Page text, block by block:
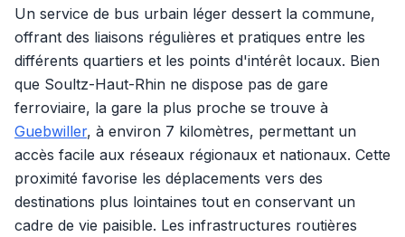
Un service de bus urbain léger dessert la commune,
offrant des liaisons régulières et pratiques entre les
différents quartiers et les points d'intérêt locaux. Bien
que Soultz-Haut-Rhin ne dispose pas de gare
ferroviaire, la gare la plus proche se trouve à
Guebwiller, à environ 7 kilomètres, permettant un
accès facile aux réseaux régionaux et nationaux. Cette
proximité favorise les déplacements vers des
destinations plus lointaines tout en conservant un
cadre de vie paisible. Les infrastructures routières